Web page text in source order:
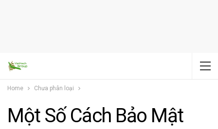
Home Chưa phân loại
Một Số Cách Bảo Mật